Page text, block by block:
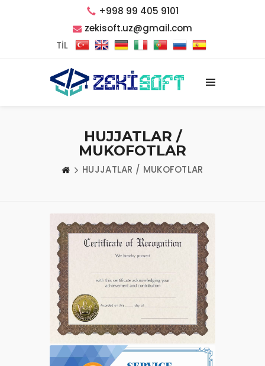
+998 99 405 9101
zekisoft.uz@gmail.com
TİL
HUJJATLAR /
MUKOFOTLAR
HUJJATLAR / MUKOFOTLAR